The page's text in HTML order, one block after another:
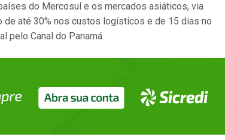
do Mercosul e os mercados asiáticos, via
de até 30% nos custos logísticos e de 15 dias no
pelo Canal do Panamá.